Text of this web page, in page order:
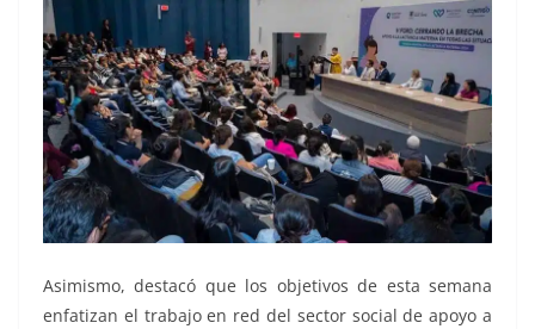
Asimismo, destacó que los objetivos de esta semana
enfatizan el trabajo en red del sector social de apoyo a